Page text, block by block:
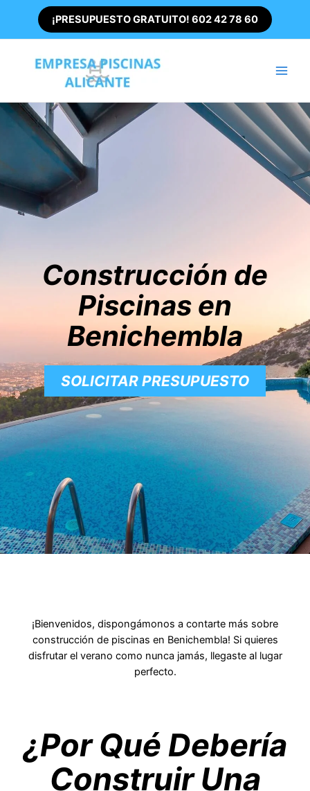
contenido
¡PRESUPUESTO GRATUITO! 602 42 78 60
Construcción de
Piscinas en
Benichembla
SOLICITAR PRESUPUESTO
¡Bienvenidos, dispongámonos a contarte más sobre
construcción de piscinas en Benichembla! Si quieres
disfrutar el verano como nunca jamás, llegaste al lugar
perfecto.
¿Por Qué Debería
Construir Una